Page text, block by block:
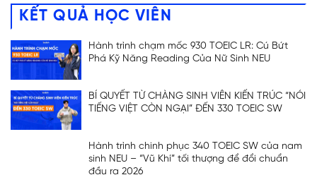
KẾT QUẢ HỌC VIÊN
Hành trình chạm mốc 930 TOEIC LR: Cú Bứt
Phá Kỹ Năng Reading Của Nữ Sinh NEU
BÍ QUYẾT TỪ CHÀNG SINH VIÊN KIẾN TRÚC “NÓI
TIẾNG VIỆT CÒN NGẠI” ĐẾN 330 TOEIC SW
Hành trình chinh phục 340 TOEIC SW của nam
sinh NEU – “Vũ Khí” tối thượng để đổi chuẩn
đầu ra 2026